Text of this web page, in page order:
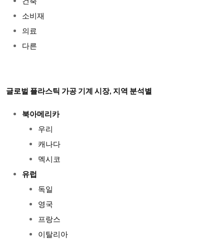
건축
소비재
의료
다른
글로벌 플라스틱 가공 기계 시장, 지역 분석별
북아메리카
우리
캐나다
멕시코
유럽
독일
영국
프랑스
이탈리아